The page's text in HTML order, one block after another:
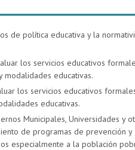
de política educativa y la
los servicios educativos
educativas.
los servicios educativos
educativas.
Municipales, Universidades y
de programas de prevención
especialmente a la población